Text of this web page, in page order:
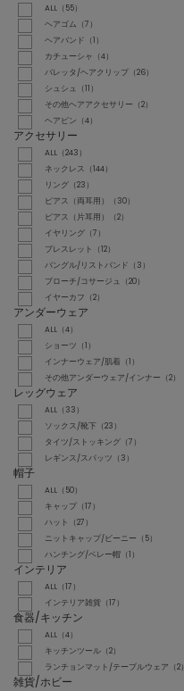
ALL（55）
ヘアゴム（7）
ヘアバンド（1）
カチューシャ（4）
バレッタ/ヘアクリップ（26）
シュシュ（11）
その他ヘアアクセサリー（2）
ヘアピン（4）
アクセサリー
ALL（243）
ネックレス（144）
リング（23）
ピアス（両耳用）（30）
ピアス（片耳用）（2）
イヤリング（7）
ブレスレット（12）
バングル/リストバンド（3）
ブローチ/コサージュ（20）
イヤーカフ（2）
アンダーウェア
ALL（4）
ショーツ（1）
インナーウェア/肌着（1）
その他アンダーウェア/インナー（2）
レッグウェア
ALL（33）
ソックス/靴下（23）
タイツ/ストッキング（7）
レギンス/スパッツ（3）
帽子
ALL（50）
キャップ（17）
ハット（27）
ニットキャップ/ビーニー（5）
ハンチング/ベレー帽（1）
インテリア
ALL（17）
インテリア雑貨（17）
食器/キッチン
ALL（4）
キッチンツール（2）
ランチョンマット/テーブルウェア（2）
雑貨/ホビー